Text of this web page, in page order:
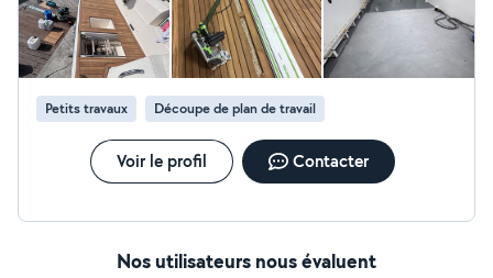
Petits travaux Découpe de plan de travail
Voir le profil Contacter
Nos utilisateurs nous évaluent